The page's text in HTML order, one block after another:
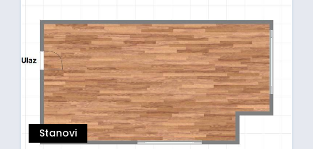
Stanovi